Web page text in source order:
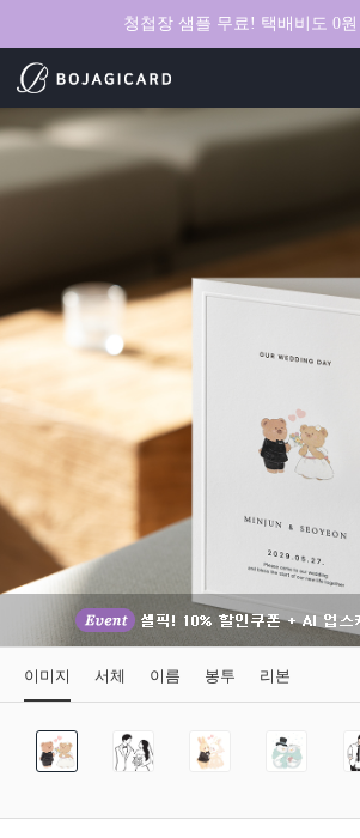
청첩장 샘플 무료! 택배비도 0원
이미지 서체 이름 봉투 리본